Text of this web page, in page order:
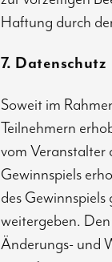
Haftung durch
7. Datenschutz
Soweit im
Teilnehmern
vom Veranstalter
Gewinnspiels
des
weitergeben.
Änderungs- und